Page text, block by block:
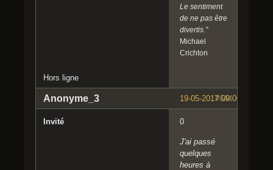
Le sentiment
de ne pas être
divertis."
Michael
Crichton
Hors ligne
#644
19-05-2017 09:00:34
Anonyme_3
Invité 0
J'ai passé
quelques
heures à